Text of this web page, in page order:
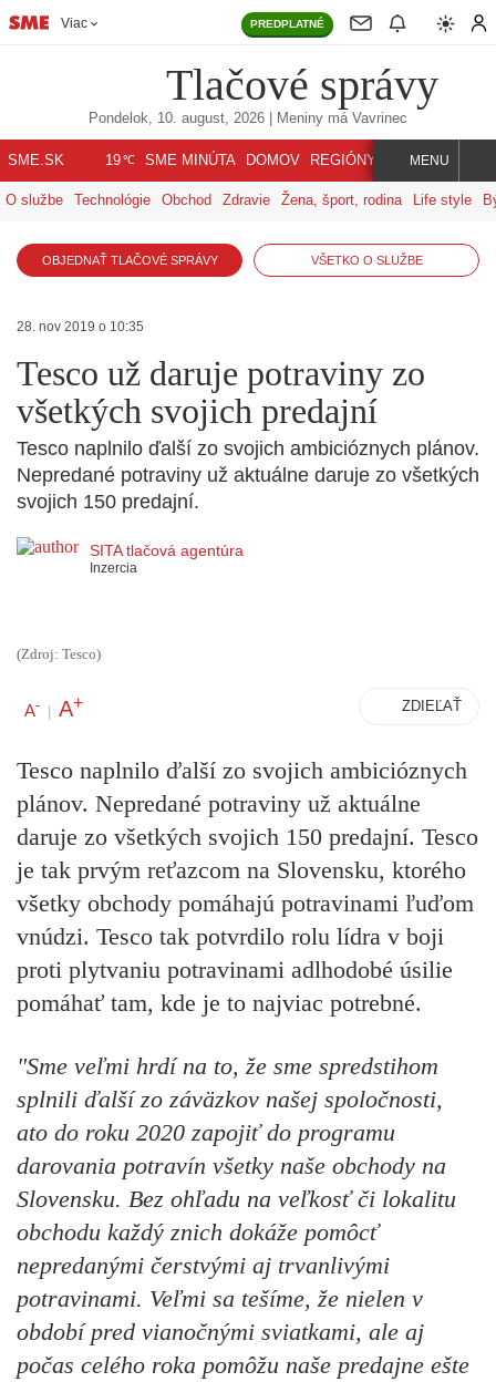
Viac PREDPLATNÉ
Tlačové správy
Pondelok, 10. august, 2026 | Meniny má Vavrinec
SME.SK 19℃ SME MINÚTA DOMOV REGIÓNY INDEX SVET
MENU
O službe Technológie Obchod Zdravie Žena, šport, rodina Life style
OBJEDNAŤ TLAČOVÉ SPRÁVY VŠETKO O SLUŽBE
28. nov 2019 o 10:35
Tesco už daruje potraviny zo
všetkých svojich predajní
Tesco naplnilo ďalší zo svojich ambicióznych plánov.
Nepredané potraviny už aktuálne daruje zo všetkých
svojich 150 predajní.
SITA tlačová agentúra
Inzercia
(Zdroj: Tesco)
A- | A+ ZDIEĽAŤ
Tesco naplnilo ďalší zo svojich ambicióznych
plánov. Nepredané potraviny už aktuálne
daruje zo všetkých svojich 150 predajní. Tesco
je tak prvým reťazcom na Slovensku, ktorého
všetky obchody pomáhajú potravinami ľuďom
vnúdzi. Tesco tak potvrdilo rolu lídra v boji
proti plytvaniu potravinami adlhodobé úsilie
pomáhať tam, kde je to najviac potrebné.
"Sme veľmi hrdí na to, že sme spredstihom
splnili ďalší zo záväzkov našej spoločnosti,
ato do roku 2020 zapojiť do programu
darovania potravín všetky naše obchody na
Slovensku. Bez ohľadu na veľkosť či lokalitu
obchodu každý znich dokáže pomôcť
nepredanými čerstvými aj trvanlivými
potravinami. Veľmi sa tešíme, že nielen v
období pred vianočnými sviatkami, ale aj
počas celého roka pomôžu naše predajne ešte